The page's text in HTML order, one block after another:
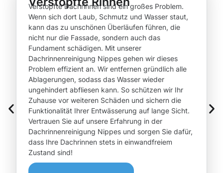
Verstopfte Dachrinnen sind ein großes Problem.
Wenn sich dort Laub, Schmutz und Wasser staut,
kann das zu unschönen Überläufen führen, die
nicht nur die Fassade, sondern auch das
Fundament schädigen. Mit unserer
Dachrinnenreinigung Nippes gehen wir dieses
Problem effizient an. Wir entfernen gründlich alle
Ablagerungen, sodass das Wasser wieder
ungehindert abfliesen kann. So schützen wir Ihr
Zuhause vor weiteren Schäden und sichern die
Funktionalität Ihrer Entwässerung auf lange Sicht.
Vertrauen Sie auf unsere Erfahrung in der
Dachrinnenreinigung Nippes und sorgen Sie dafür,
dass Ihre Dachrinnen stets in einwandfreiem
Zustand sind!